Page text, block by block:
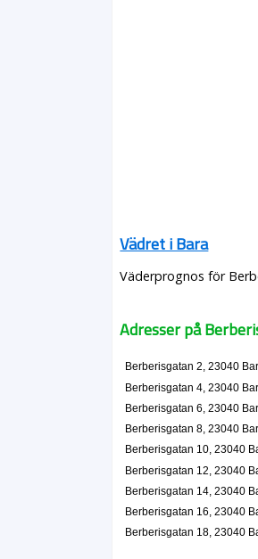
Vädret i Bara
Väderprognos för
Adresser på
Berberisgatan 2, 23040
Berberisgatan 4, 23040
Berberisgatan 6, 23040
Berberisgatan 8, 23040
Berberisgatan 10, 23040
Berberisgatan 12, 23040
Berberisgatan 14, 23040
Berberisgatan 16, 23040
Berberisgatan 18, 23040